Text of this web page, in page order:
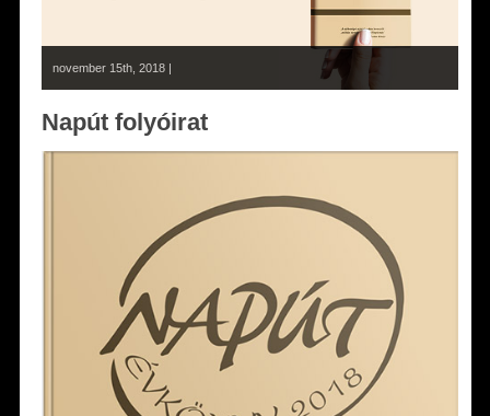
november 15th, 2018 |
Napút folyóirat